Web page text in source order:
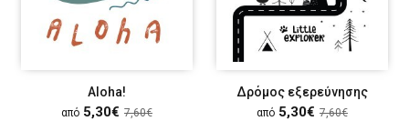
Aloha!
από 5,30€ 7,60€
Δρόμος εξερεύνησης
από 5,30€ 7,60€